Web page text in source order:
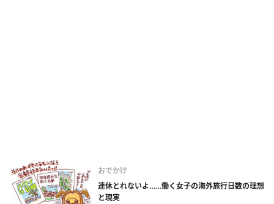
おでかけ
連休とれないよ……働く女子の海外旅行日数の理想
と現実